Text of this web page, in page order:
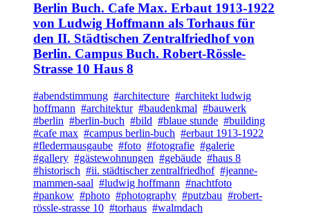
Berlin Buch. Cafe Max. Erbaut 1913-1922
von Ludwig Hoffmann als Torhaus für
den II. Städtischen Zentralfriedhof von
Berlin. Campus Buch. Robert-Rössle-
Strasse 10 Haus 8
#abendstimmung #architecture #architekt ludwig
hoffmann #architektur #baudenkmal #bauwerk
#berlin #berlin-buch #bild #blaue stunde #building
#cafe max #campus berlin-buch #erbaut 1913-1922
#fledermausgaube #foto #fotografie #galerie
#gallery #gästewohnungen #gebäude #haus 8
#historisch #ii. städtischer zentralfriedhof #jeanne-
mammen-saal #ludwig hoffmann #nachtfoto
#pankow #photo #photography #putzbau #robert-
rössle-strasse 10 #torhaus #walmdach